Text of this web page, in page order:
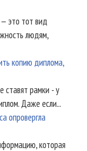
это тот вид
людям,
копию диплома,
ставят рамки - у
Даже если...
опровергла
которая